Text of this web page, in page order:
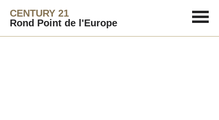
CENTURY 21
Rond Point de l'Europe